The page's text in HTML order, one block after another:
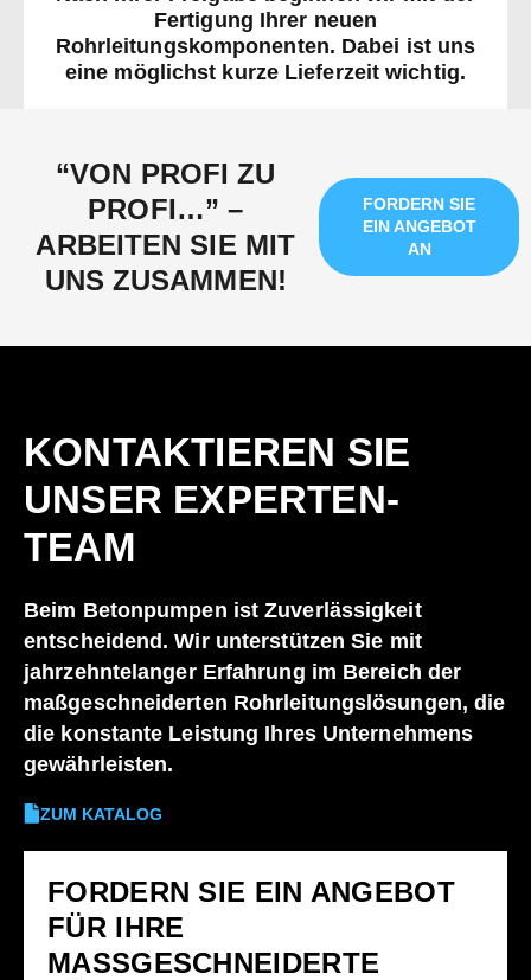
Fertigung Ihrer neuen
Rohrleitungskomponenten. Dabei ist uns
eine möglichst kurze Lieferzeit wichtig.
“VON PROFI ZU
PROFI…” –
ARBEITEN SIE MIT
UNS ZUSAMMEN!
FORDERN SIE
EIN ANGEBOT
AN
KONTAKTIEREN SIE
UNSER EXPERTEN-
TEAM
Beim Betonpumpen ist Zuverlässigkeit
entscheidend. Wir unterstützen Sie mit
jahrzehntelanger Erfahrung im Bereich der
maßgeschneiderten Rohrleitungslösungen, die
die konstante Leistung Ihres Unternehmens
gewährleisten.
ZUM KATALOG
FORDERN SIE EIN ANGEBOT
FÜR IHRE
MASSGESCHNEIDERTE L